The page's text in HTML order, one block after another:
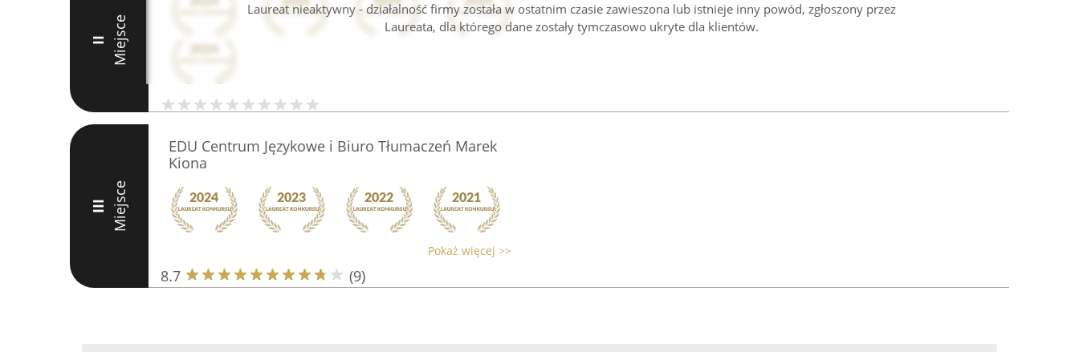
Laureat nieaktywny - działalność firmy została w ostatnim czasie zawieszona lub istnieje inny powód, zgłoszony przez
Laureata, dla którego dane zostały tymczasowo ukryte dla klientów.
II Miejsce
III Miejsce
EDU Centrum Językowe i Biuro Tłumaczeń Marek
Kiona
Pokaż więcej >>
8.7 (9)